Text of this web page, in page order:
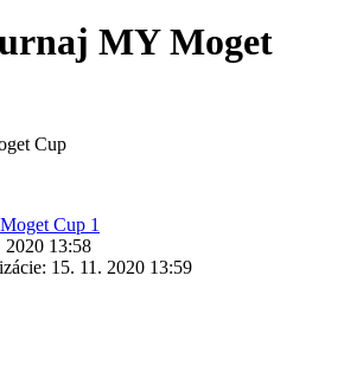
MY Moget
Cup
2020 13:58
15. 11. 2020 13:59